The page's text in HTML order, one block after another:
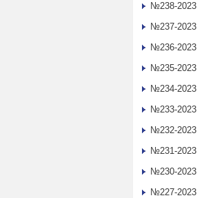
№238-2023
№237-2023
№236-2023
№235-2023
№234-2023
№233-2023
№232-2023
№231-2023
№230-2023
№227-2023